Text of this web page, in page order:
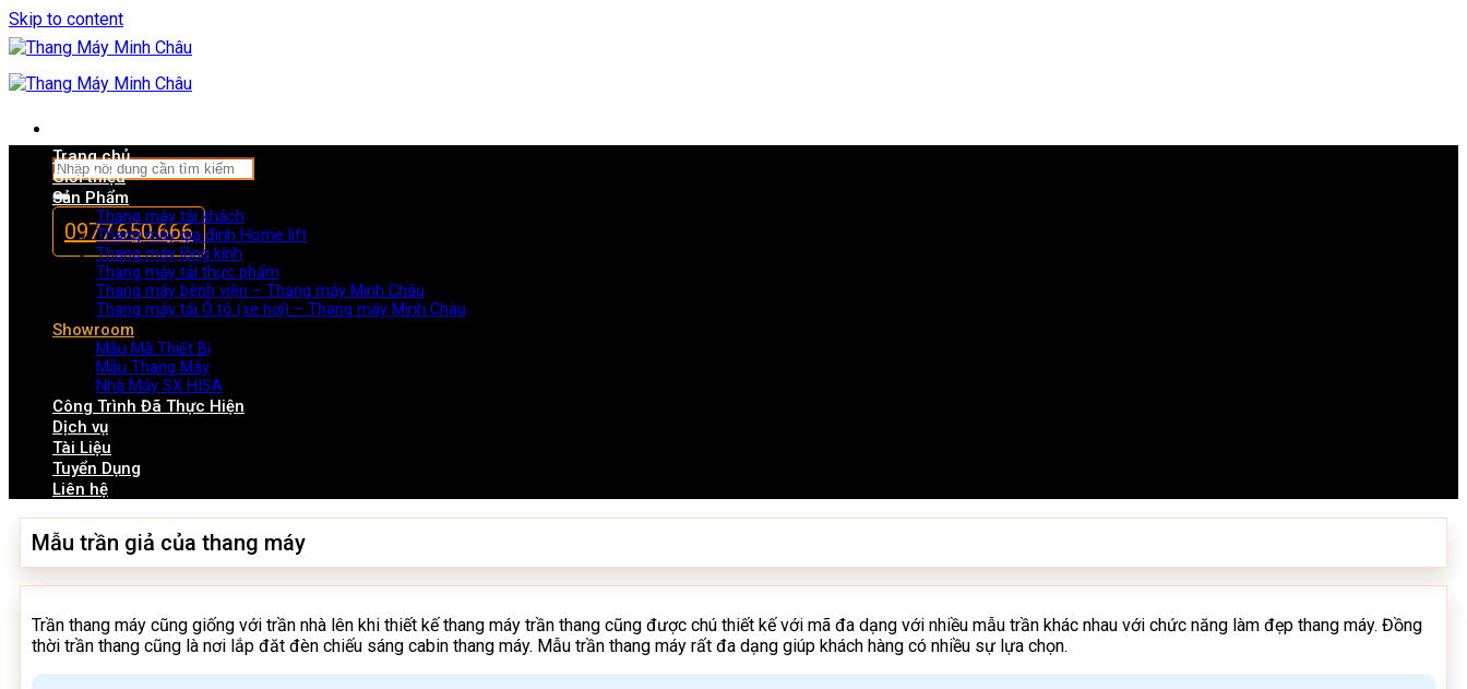
Skip to content
0977.650.666
Trang chủ
Giới thiệu
Sản Phẩm
Thang máy tải khách
Thang máy gia đình Home lift
Thang máy lồng kính
Thang máy tải thực phẩm
Thang máy bệnh viện – Thang máy Minh Châu
Thang máy tải Ô tô (xe hơi) – Thang máy Minh Châu
Showroom
Mẫu Mã Thiết Bị
Mẫu Thang Máy
Nhà Máy SX HISA
Công Trình Đã Thực Hiện
Dịch vụ
Tài Liệu
Tuyển Dụng
Liên hệ
Mẫu trần giả của thang máy
Trần thang máy cũng giống với trần nhà lên khi thiết kế thang máy trần thang cũng được chú thiết kế với mã đa dạng với nhiều mẫu trần khác nhau với chức năng làm đẹp thang máy. Đồng
thời trần thang cũng là nơi lắp đăt đèn chiếu sáng cabin thang máy. Mẫu trần thang máy rất đa dạng giúp khách hàng có nhiều sự lựa chọn.